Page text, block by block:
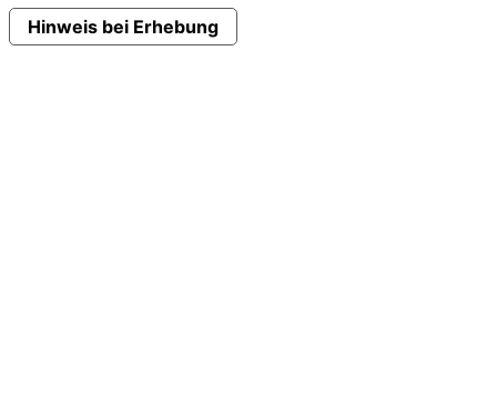
Hinweis bei Erhebung